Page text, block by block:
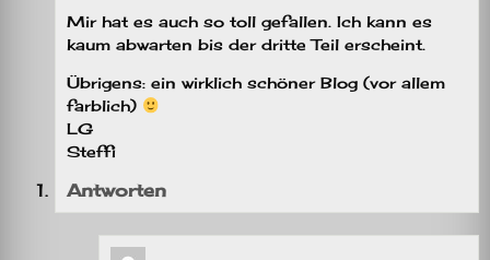
Mir hat es auch so toll gefallen. Ich kann es
kaum abwarten bis der dritte Teil erscheint.
Übrigens: ein wirklich schöner Blog (vor allem
farblich)
LG
Steffi
Antworten